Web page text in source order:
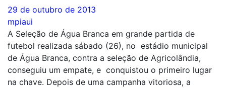
29 de outubro de 2013
mpiaui
A Seleção de Água Branca em grande partida de
futebol realizada sábado (26), no estádio municipal
de Água Branca, contra a seleção de Agricolândia,
conseguiu um empate, e conquistou o primeiro lugar
na chave. Depois de uma campanha vitoriosa, a